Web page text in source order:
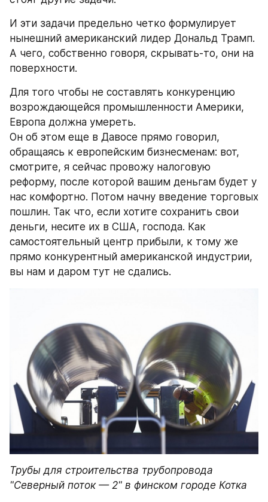
И эти задачи предельно четко формулирует
нынешний американский лидер Дональд Трамп.
А чего, собственно говоря, скрывать-то, они на
поверхности.
Для того чтобы не составлять конкуренцию
возрождающейся промышленности Америки,
Европа должна умереть.
Он об этом еще в Давосе прямо говорил,
обращаясь к европейским бизнесменам: вот,
смотрите, я сейчас провожу налоговую
реформу, после которой вашим деньгам будет у
нас комфортно. Потом начну введение торговых
пошлин. Так что, если хотите сохранить свои
деньги, несите их в США, господа. Как
самостоятельный центр прибыли, к тому же
прямо конкурентный американской индустрии,
вы нам и даром тут не сдались.
Трубы для строительства трубопровода
"Северный поток — 2" в финском городе Котка